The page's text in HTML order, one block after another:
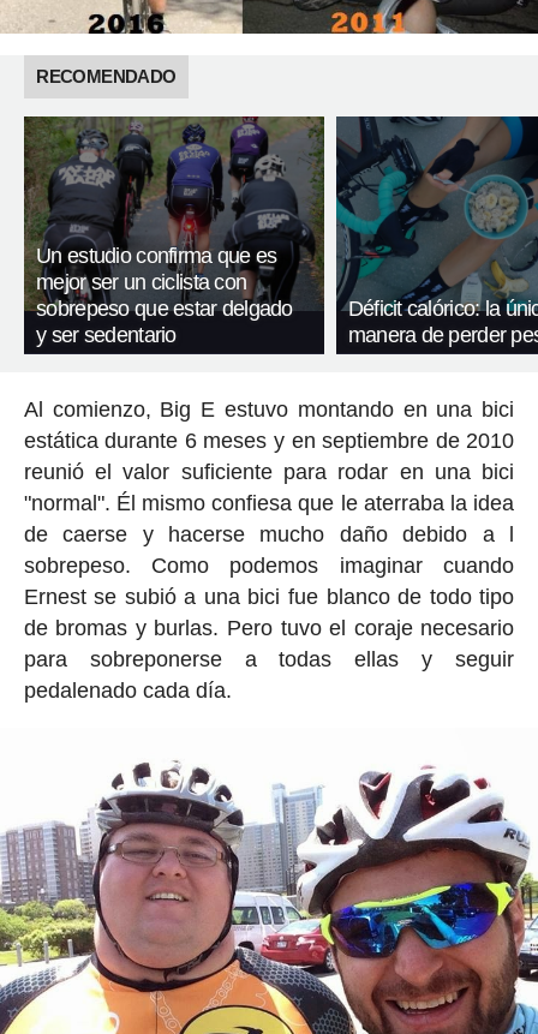
RECOMENDADO
Un estudio confirma que es
mejor ser un ciclista con
sobrepeso que estar delgado
y ser sedentario
Déficit calórico: la
manera de perder
Al comienzo, Big E estuvo montando en una bici
estática durante 6 meses y en septiembre de 2010
reunió el valor suficiente para rodar en una bici
"normal". Él mismo confiesa que le aterraba la idea
de caerse y hacerse mucho daño debido a l
sobrepeso. Como podemos imaginar cuando
Ernest se subió a una bici fue blanco de todo tipo
de bromas y burlas. Pero tuvo el coraje necesario
para sobreponerse a todas ellas y seguir
pedalenado cada día.